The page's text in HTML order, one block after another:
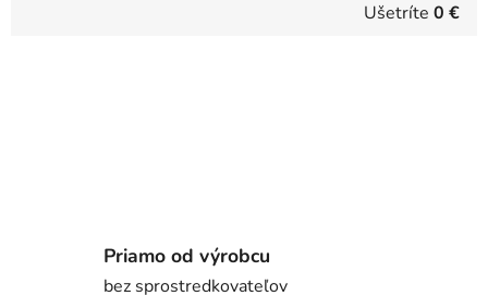
Ušetríte 0 €
Priamo od výrobcu
bez sprostredkovateľov